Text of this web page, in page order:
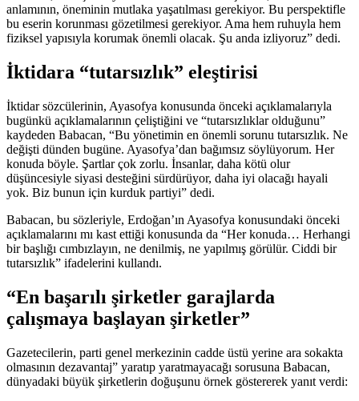
anlamının, öneminin mutlaka yaşatılması gerekiyor. Bu perspektifle
bu eserin korunması gözetilmesi gerekiyor. Ama hem ruhuyla hem
fiziksel yapısıyla korumak önemli olacak. Şu anda izliyoruz” dedi.
İktidara “tutarsızlık” eleştirisi
İktidar sözcülerinin, Ayasofya konusunda önceki açıklamalarıyla
bugünkü açıklamalarının çeliştiğini ve “tutarsızlıklar olduğunu”
kaydeden Babacan, “Bu yönetimin en önemli sorunu tutarsızlık. Ne
değişti dünden bugüne. Ayasofya’dan bağımsız söylüyorum. Her
konuda böyle. Şartlar çok zorlu. İnsanlar, daha kötü olur
düşüncesiyle siyasi desteğini sürdürüyor, daha iyi olacağı hayali
yok. Biz bunun için kurduk partiyi” dedi.
Babacan, bu sözleriyle, Erdoğan’ın Ayasofya konusundaki önceki
açıklamalarını mı kast ettiği konusunda da “Her konuda… Herhangi
bir başlığı cımbızlayın, ne denilmiş, ne yapılmış görülür. Ciddi bir
tutarsızlık” ifadelerini kullandı.
“En başarılı şirketler garajlarda
çalışmaya başlayan şirketler”
Gazetecilerin, parti genel merkezinin cadde üstü yerine ara sokakta
olmasının dezavantaj” yaratıp yaratmayacağı sorusuna Babacan,
dünyadaki büyük şirketlerin doğuşunu örnek göstererek yanıt verdi: